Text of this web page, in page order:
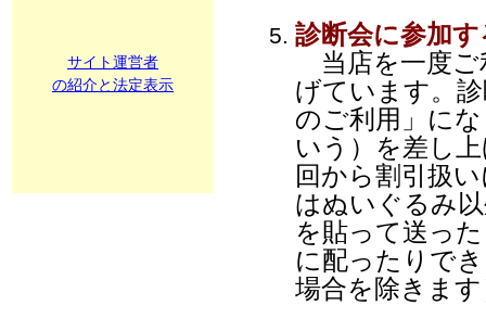
サイト運営者
の紹介と法定表示
診断会に参加
当店を一度ご
げています。
のご利用」に
いう）を差し
回から割引扱
はぬいぐるみ
を貼って送っ
に配ったりで
場合を除きま